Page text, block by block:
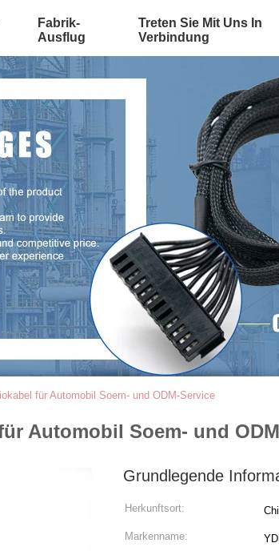
Fabrik-
Ausflug
Treten Sie Mit Uns In
Verbindung
für Automobil Soem- und ODM-Service
Automobil Soem- und
Grundlegende
Herkunftsort:
Markenname: